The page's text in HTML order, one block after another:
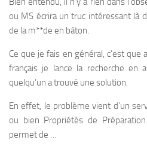
ou MS écrira un truc intéressant là
de la m**de en bâton.
Ce que je fais en général, c’est
français je lance la recherche en
quelqu’un a trouvé une solution.
En effet, le problème vient d’un
ou bien Propriétés de
permet de …